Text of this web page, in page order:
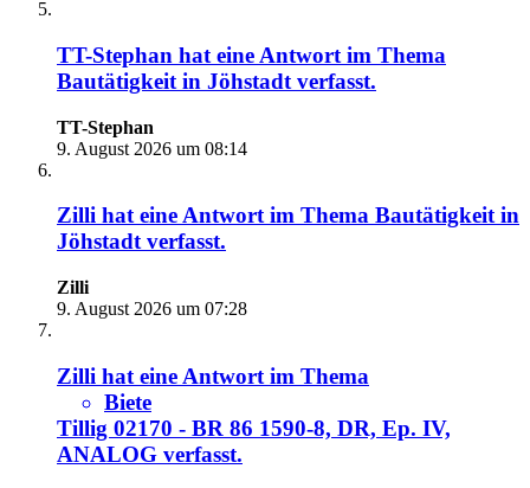
TT-Stephan hat eine Antwort im Thema
Bautätigkeit in Jöhstadt verfasst.
TT-Stephan
9. August 2026 um 08:14
Zilli hat eine Antwort im Thema Bautätigkeit in
Jöhstadtverfasst.
Zilli
9. August 2026 um 07:28
Zilli hat eine Antwort im Thema
Biete
Tillig 02170 - BR 86 1590-8, DR, Ep. IV,
ANALOG verfasst.